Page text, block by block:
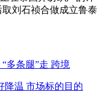
刘石祯合做成立鲁泰
多条腿”走 跨境
降温 市场标的目的